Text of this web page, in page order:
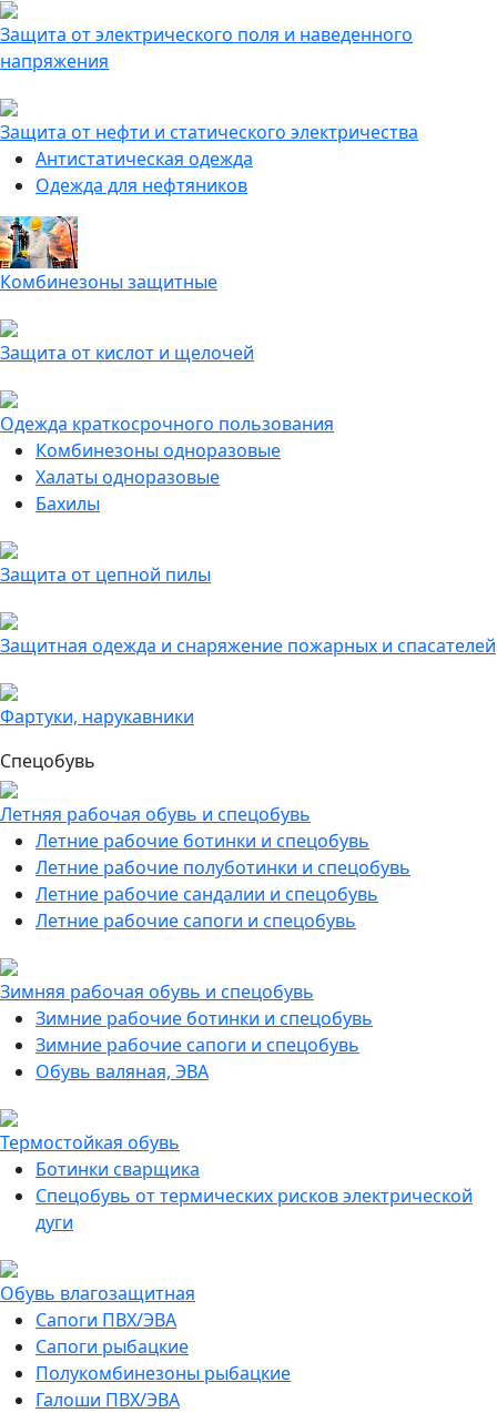
Защита от электрического поля и наведенного
напряжения
Защита от нефти и статического электричества
Антистатическая одежда
Одежда для нефтяников
Комбинезоны защитные
Защита от кислот и щелочей
Одежда краткосрочного пользования
Комбинезоны одноразовые
Халаты одноразовые
Бахилы
Защита от цепной пилы
Защитная одежда и снаряжение пожарных и спасателей
Фартуки, нарукавники
Спецобувь
Летняя рабочая обувь и спецобувь
Летние рабочие ботинки и спецобувь
Летние рабочие полуботинки и спецобувь
Летние рабочие сандалии и спецобувь
Летние рабочие сапоги и спецобувь
Зимняя рабочая обувь и спецобувь
Зимние рабочие ботинки и спецобувь
Зимние рабочие сапоги и спецобувь
Обувь валяная, ЭВА
Термостойкая обувь
Ботинки сварщика
Спецобувь от термических рисков электрической
дуги
Обувь влагозащитная
Сапоги ПВХ/ЭВА
Сапоги рыбацкие
Полукомбинезоны рыбацкие
Галоши ПВХ/ЭВА